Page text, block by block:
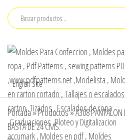
Saltar
English Site
Portada»Productos»A308 PANTALON
BASTA DE 24 CMS.